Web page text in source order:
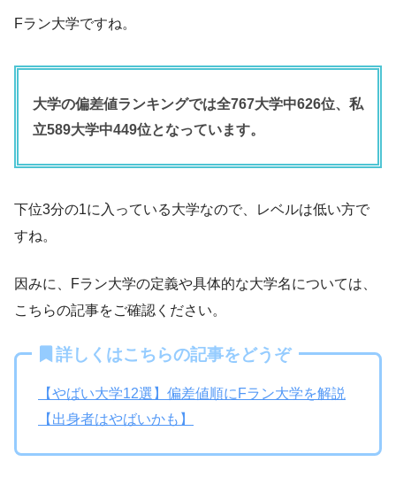
Fラン大学ですね。
大学の偏差値ランキングでは全767大学中626位、私
立589大学中449位となっています。
下位3分の1に入っている大学なので、レベルは低い方で
すね。
因みに、Fラン大学の定義や具体的な大学名については、
こちらの記事をご確認ください。
詳しくはこちらの記事をどうぞ
【やばい大学12選】偏差値順にFラン大学を解説
【出身者はやばいかも】